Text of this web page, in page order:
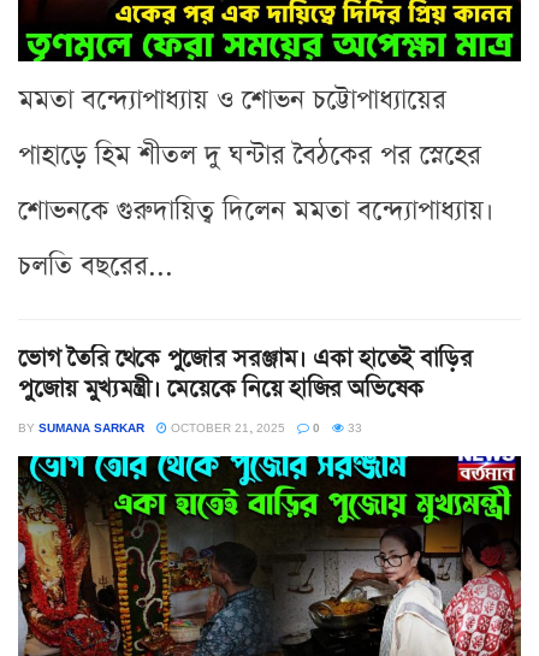
মমতা বন্দ্যোপাধ্যায় ও শোভন চট্টোপাধ্যায়ের
পাহাড়ে হিম শীতল দু ঘন্টার বৈঠকের পর স্নেহের
শোভনকে গুরুদায়িত্ব দিলেন মমতা বন্দ্যোপাধ্যায়।
চলতি বছরের...
ভোগ তৈরি থেকে পুজোর সরঞ্জাম। একা হাতেই বাড়ির
পুজোয় মুখ্যমন্ত্রী। মেয়েকে নিয়ে হাজির অভিষেক
BY SUMANA SARKAR OCTOBER 21, 2025 0 33